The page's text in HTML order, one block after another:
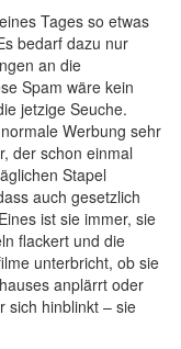
Tages so etwas
bedarf dazu nur
an die
Spam wäre kein
jetzige Seuche.
Werbung sehr
der schon einmal
Stapel
auch gesetzlich
ist sie immer, sie
flackert und die
unterbricht, ob sie
anplärrt oder
sich hinblinkt – sie